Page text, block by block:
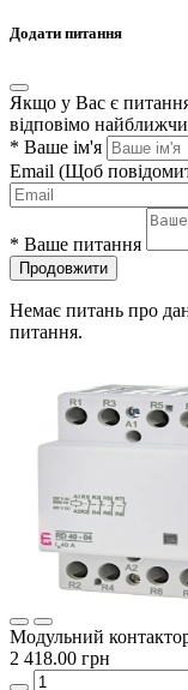
Додати питання
Якщо у Вас є
відповімо
* Ваше ім'я
Email (Щоб
* Ваше питання
Продовжити
Немає питань про
питання.
Модульний
2 418.00 грн